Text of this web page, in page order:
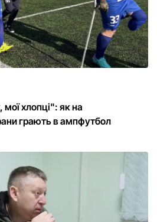
хлопці": як на
грають в ампфутбол